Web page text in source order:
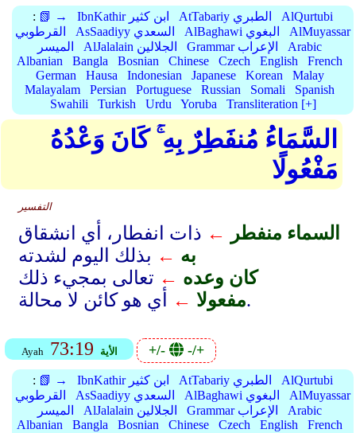
: 📗 → IbnKathir ابن كثير AtTabariy الطبري
AlQurtubi
القرطوبي
AsSaadiyy السعدي AlBaghawi البغوي
AlMuyassar
الميسر
AlJalalain الجلالين Grammar الإعراب
Arabic
Albanian
Bangla Bosnian Chinese Czech English
French
German
Hausa Indonesian Japanese Korean
Malay
Malayalam
Persian Portuguese Russian Somali
Spanish
Swahili
Turkish Urdu Yoruba Transliteration [+]
السَّمَاءُ مُنفَطِرٌ بِهِ ۚ كَانَ وَعْدُهُ
مَفْعُولًا
التفسير
السماء منفطر ← ذات انفطار، أي انشقاق
به ← بذلك اليوم لشدته
كان وعده ← تعالى بمجيء ذلك
مفعولا ← أي هو كائن لا محالة.
Ayah 73:19 الأية +/- -/+
: 📗 → IbnKathir ابن كثير AtTabariy الطبري
AlQurtubi
القرطوبي
AsSaadiyy السعدي AlBaghawi البغوي
AlMuyassar
الميسر
AlJalalain الجلالين Grammar الإعراب
Arabic
Albanian
Bangla Bosnian Chinese Czech English
French